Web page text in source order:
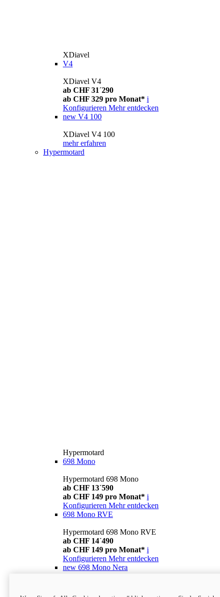
XDiavel
V4
XDiavel V4
ab CHF 31´290
ab CHF 329 pro Monat* i
Konfigurieren Mehr entdecken
new V4 100
XDiavel V4 100
mehr erfahren
Hypermotard
Hypermotard
698 Mono
Hypermotard 698 Mono
ab CHF 13´590
ab CHF 149 pro Monat* i
Konfigurieren Mehr entdecken
698 Mono RVE
Hypermotard 698 Mono RVE
ab CHF 14´490
ab CHF 149 pro Monat* i
Konfigurieren Mehr entdecken
new 698 Mono Nera
ab CHF 13´990